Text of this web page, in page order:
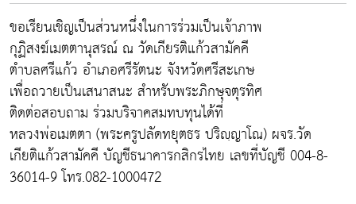
ขอเรียนเชิญเป็นส่วนหนึ่งในการร่วมเป็นเจ้าภาพ
กุฏิสงฆ์เมตตานุสรณ์ ณ วัดเกียรติแก้วสามัคคี
ตำบลศรีแก้ว อำเภอศรีรัตนะ จังหวัดศรีสะเกษ
เพื่อถวายเป็นเสนาสนะ สำหรับพระภิกษุจตุรทิศ
ติดต่อสอบถาม ร่วมบริจาคสมทบทุนได้ที่
หลวงพ่อเมตตา (พระครูปลัดทยุตธร ปริญฺญาโณ) ผจร.วัด
เกียติแก้วสามัคคี บัญชีธนาคารกสิกรไทย เลขที่บัญชี 004-8-
36014-9 โทร.082-1000472